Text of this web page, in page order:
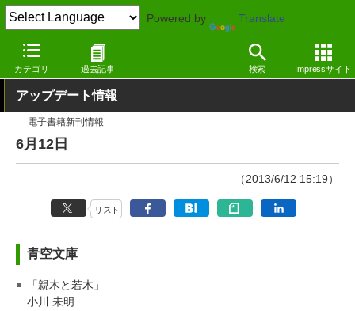
Powered by Translate
カテゴリ 過去記事 検索 Impressサイト
窓の杜 その他の話題 アップデート
アップデート情報
電子書籍新刊情報
6月12日
（2013/6/12 15:19）
リスト
青空文庫
「親木と若木」
小川 未明